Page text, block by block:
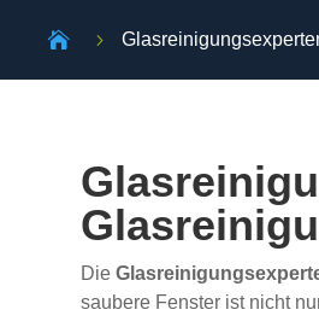
 5
Die
saubere Fenster ist nicht